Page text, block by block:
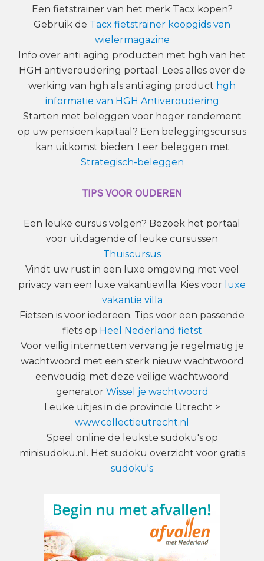
Een fietstrainer van het merk Tacx kopen?
Gebruik de Tacx fietstrainer koopgids van
wielermagazine
Info over anti aging producten met hgh van het
HGH antiveroudering portaal. Lees alles over de
werking van hgh als anti aging product hgh
informatie van HGH Antiveroudering
Starten met beleggen voor hoger rendement
op uw pensioen kapitaal? Een beleggingscursus
kan uitkomst bieden. Leer beleggen met
Strategisch-beleggen
TIPS VOOR OUDEREN
Een leuke cursus volgen? Bezoek het portaal
voor uitdagende of leuke cursussen
Thuiscursus
Vindt uw rust in een luxe omgeving met veel
privacy van een luxe vakantievilla. Kies voor luxe
vakantie villa
Fietsen is voor iedereen. Tips voor een passende
fiets op Heel Nederland fietst
Voor veilig internetten vervang je regelmatig je
wachtwoord met een sterk nieuw wachtwoord
eenvoudig met deze veilige wachtwoord
generator Wissel je wachtwoord
Leuke uitjes in de provincie Utrecht >
www.collectieutrecht.nl
Speel online de leukste sudoku's op
minisudoku.nl. Het sudoku overzicht voor gratis
sudoku's